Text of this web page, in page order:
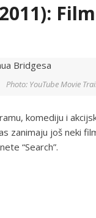
Photo: YouTube Movie
komediju i
zanimaju još neki
“Search”.